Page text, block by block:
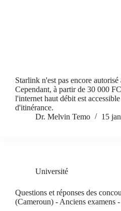
Starlink n'est pas encore
Cependant, à partir de 30 000
l'internet haut débit est
d'itinérance.
Dr. Melvin Temo
15
Université
Questions et réponses des
(Cameroun) - Anciens examens